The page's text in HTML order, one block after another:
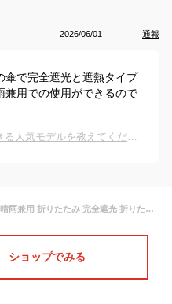
2026/06/01 通報
傘で完全遮光と遮熱タイプ
兼用での使用ができるので
サンバリアの日傘で完全遮光できる人気モデルを教えてください
サンバリア 日傘 晴雨兼用 折りたたみ 完全遮光 折りたたみ傘 傘 遮光 遮光100% 遮断 撥水 防水 紫外線カット 日焼け uvカット uv uv対
ショップでみる